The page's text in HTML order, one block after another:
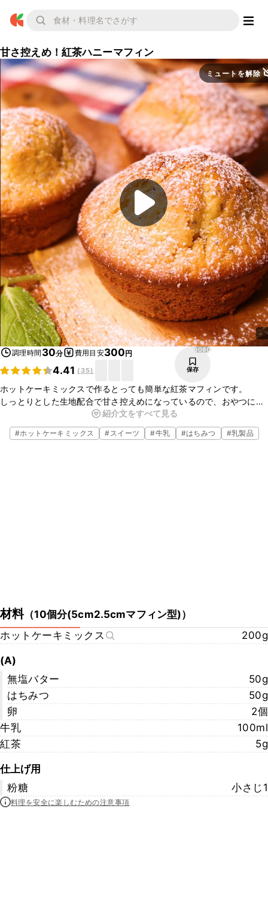
甘さ控えめ！紅茶ハニーマフィン
ミュートを解除
調理時間 30分 費用目安300円
4.41 ( 35)
6080
保存
ホットケーキミックスで作るとっても簡単な紅茶マフィンです。
しっとりとした生地配合で甘さ控えめになっているので、おやつにだ
けではなく、お食事マフィンとしても満足できる満腹感があります。
紅茶の香りと風味がたまらないマフィンです。
紹介文をすべて見る
#ホットケーキミックス #スイーツ #牛乳 #はちみつ #乳製品
材料（10個分(5cm2.5cmマフィン型)）
ホットケーキミックス
200g
(A)
無塩バター
50g
はちみつ
50g
卵
2個
牛乳
100ml
紅茶
5g
仕上げ用
粉糖
小さじ1
料理を安全に楽しむための注意事項